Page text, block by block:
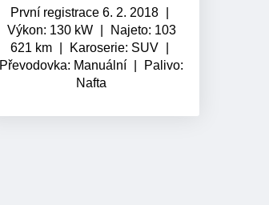
První registrace 6. 2. 2018
Výkon: 130 kW
Najeto: 103
621 km
Karoserie: SUV
Převodovka: Manuální
Palivo:
Nafta